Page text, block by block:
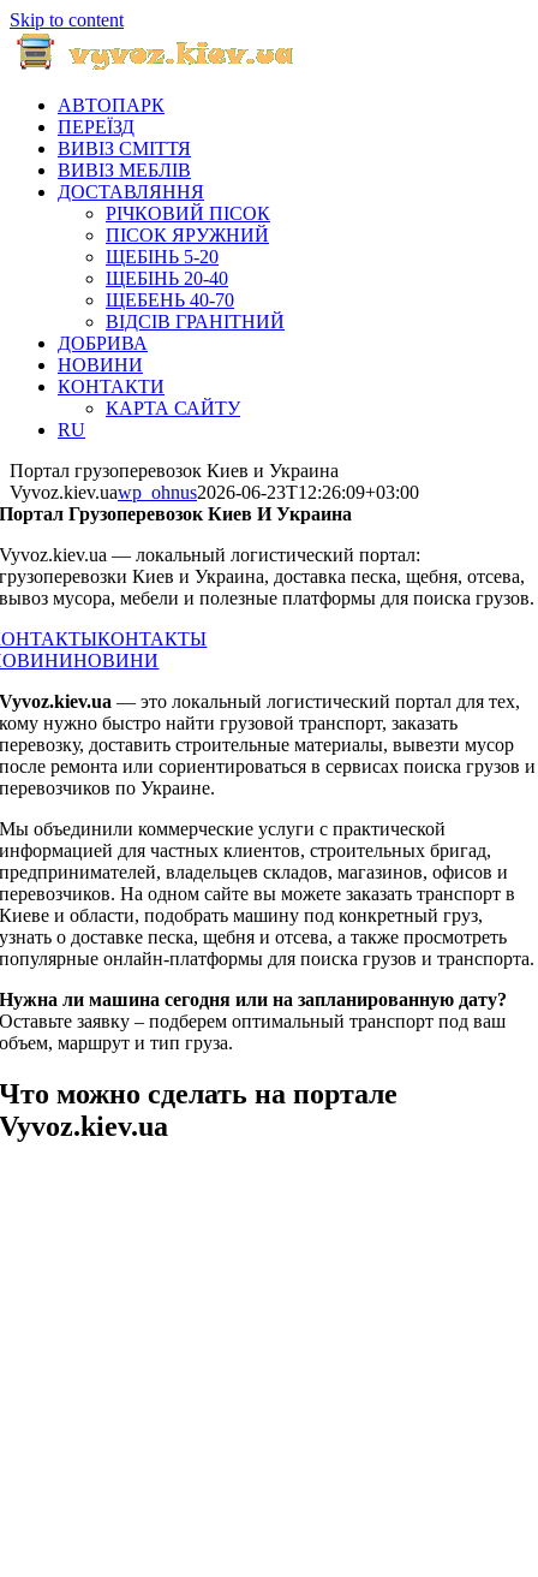
Skip to content
АВТОПАРК
ПЕРЕЇЗД
ВИВІЗ СМІТТЯ
ВИВІЗ МЕБЛІВ
ДОСТАВЛЯННЯ
РІЧКОВИЙ ПІСОК
ПІСОК ЯРУЖНИЙ
ЩЕБІНЬ 5-20
ЩЕБІНЬ 20-40
ЩЕБЕНЬ 40-70
ВІДСІВ ГРАНІТНИЙ
ДОБРИВА
НОВИНИ
КОНТАКТИ
КАРТА САЙТУ
RU
Портал грузоперевозок Киев и Украина
Vyvoz.kiev.uawp_ohnus2026-06-23T12:26:09+03:00
Портал Грузоперевозок Киев И Украина
Vyvoz.kiev.ua — локальный логистический портал:
грузоперевозки Киев и Украина, доставка песка, щебня, отсева,
вывоз мусора, мебели и полезные платформы для поиска грузов.
КОНТАКТЫ
НОВИНИ
Vyvoz.kiev.ua — это локальный логистический портал для тех,
кому нужно быстро найти грузовой транспорт, заказать
перевозку, доставить строительные материалы, вывезти мусор
после ремонта или сориентироваться в сервисах поиска грузов и
перевозчиков по Украине.
Мы объединили коммерческие услуги с практической
информацией для частных клиентов, строительных бригад,
предпринимателей, владельцев складов, магазинов, офисов и
перевозчиков. На одном сайте вы можете заказать транспорт в
Киеве и области, подобрать машину под конкретный груз,
узнать о доставке песка, щебня и отсева, а также просмотреть
популярные онлайн-платформы для поиска грузов и транспорта.
Нужна ли машина сегодня или на запланированную дату?
Оставьте заявку – подберем оптимальный транспорт под ваш
объем, маршрут и тип груза.
Что можно сделать на портале
Vyvoz.kiev.ua